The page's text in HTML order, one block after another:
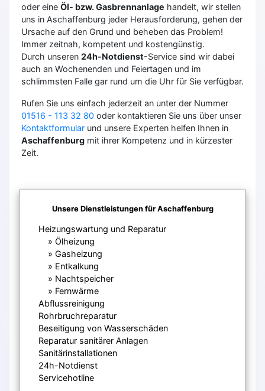
oder eine Öl- bzw. Gasbrennanlage handelt, wir stellen
uns in Aschaffenburg jeder Herausforderung, gehen der
Ursache auf den Grund und beheben das Problem!
Immer zeitnah, kompetent und kostengünstig.
Durch unseren 24h-Notdienst-Service sind wir dabei
auch an Wochenenden und Feiertagen und im
schlimmsten Falle gar rund um die Uhr für Sie verfügbar.
Rufen Sie uns einfach jederzeit an unter der Nummer
01516 - 113 32 80 oder kontaktieren Sie uns über unser
Kontaktformular und unsere Experten helfen Ihnen in
Aschaffenburg mit ihrer Kompetenz und in kürzester
Zeit.
Unsere Dienstleistungen für Aschaffenburg
Heizungswartung und Reparatur
Ölheizung
Gasheizung
Entkalkung
Nachtspeicher
Fernwärme
Abflussreinigung
Rohrbruchreparatur
Beseitigung von Wasserschäden
Reparatur sanitärer Anlagen
Sanitärinstallationen
24h-Notdienst
Servicehotline